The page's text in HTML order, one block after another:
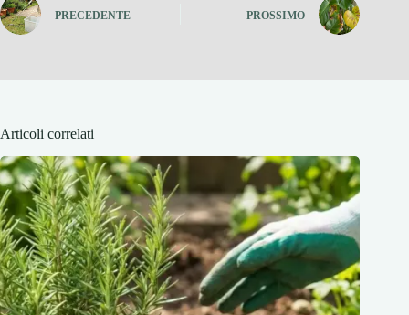
PRECEDENTE PROSSIMO
Articoli correlati